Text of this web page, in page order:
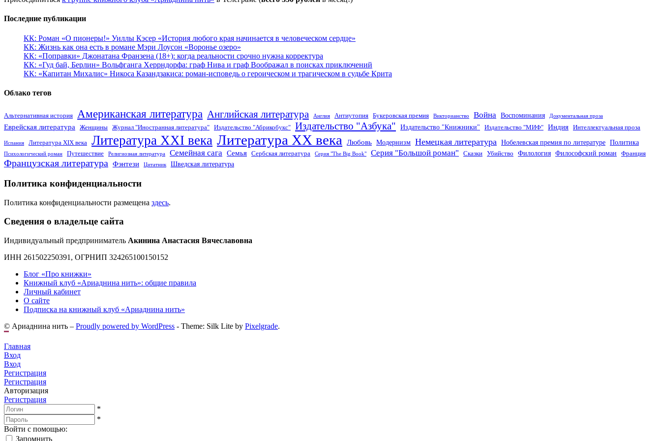
Последние публикации
КК: Роман «О пионеры!» Уиллы Кэсер «История любого края начинается в человеческом сердце»
КК: Жизнь как она есть в романе Мэри Лоусон «Воронье озеро»
КК: «Поправки» Джонатана Франзена (18+): когда реальности срочно нужна корректура
КК: «Гуд бай, Берлин» Вольфганга Херрндорфа: граф Нива и граф Воображал в поисках приключений
КК: «Капитан Михалис» Никоса Казандзакиса: роман-исповедь о героическом и трагическом в судьбе Крита
Облако тегов
Альтернативная история Американская литература Английская литература Англия Антиутопия Букеровская премия Викторианство Война Воспоминания Документальная проза
Еврейская литература Женщины Журнал "Иностранная литература" Издательство "Абрикобукс" Издательство "Азбука" Издательство "Книжники" Издательство "МИФ" Индия Интеллектуальная проза
Испания Литература XIX века Литература XXI века Литература XX века Любовь Модернизм Немецкая литература Нобелевская премия по литературе Политика
Психологический роман Путешествие Религиозная литература Семейная сага Семья Сербская литература Серия "The Big Book" Серия "Большой роман" Сказки Убийство Филология Философский роман Франция
Французская литература Фэнтези Цитатник Шведская литература
Политика конфиденциальности
Политика конфиденциальности размещена здесь.
Сведения о владельце сайта
Индивидуальный предприниматель Акинина Анастасия Вячеславовна
ИНН 261502250391, ОГРНИП 324265100150152
Блог «Про книжки»
Книжный клуб «Ариаднина нить»: общие правила
Личный кабинет
О сайте
Подписка на книжный клуб «Ариаднина нить»
© Ариаднина нить – Proudly powered by WordPress - Theme: Silk Lite by Pixelgrade.
Главная
Вход
Вход
Регистрация
Регистрация
Авторизация
Регистрация
*
*
Войти с помощью:
Запомнить